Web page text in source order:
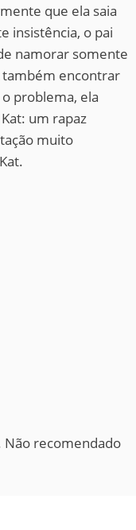
que ela saia
insistência, o pai
namorar somente
também encontrar
problema, ela
um rapaz
muito
Não recomendado